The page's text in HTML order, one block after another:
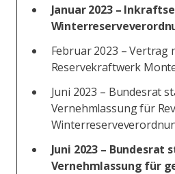
Januar 2023 –
Februar 2023 – Vertrag
Reservekraftwerk
Juni 2023 – Bundesrat
Vernehmlassung für
Juni 2023 – Bundesrat
Vernehmlassung für